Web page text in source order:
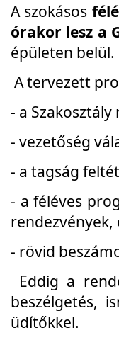
A szokásos
órakor lesz a
épületen belül.
A tervezett
- a
- vezetőség
- a tagság
- a féléves
- rövid
Eddig a
beszélgetés,
üdítőkkel.